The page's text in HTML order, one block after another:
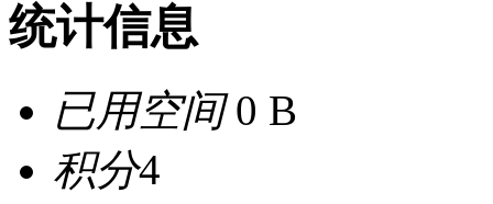
统计信息
已用空间0 B
积分4